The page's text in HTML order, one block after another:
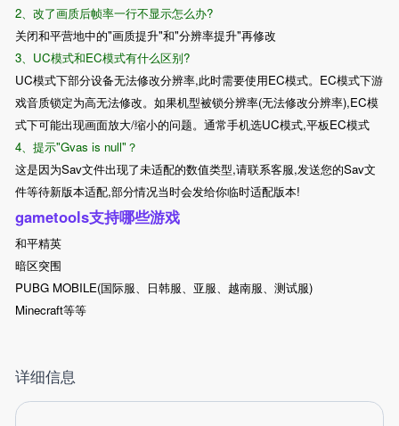
2、改了画质后帧率一行不显示怎么办?
关闭和平营地中的"画质提升"和"分辨率提升"再修改
3、UC模式和EC模式有什么区别?
UC模式下部分设备无法修改分辨率,此时需要使用EC模式。EC模式下游
戏音质锁定为高无法修改。如果机型被锁分辨率(无法修改分辨率),EC模
式下可能出现画面放大/缩小的问题。通常手机选UC模式,平板EC模式
4、提示"Gvas is null"？
这是因为Sav文件出现了未适配的数值类型,请联系客服,发送您的Sav文
件等待新版本适配,部分情况当时会发给你临时适配版本!
gametools支持哪些游戏
和平精英
暗区突围
PUBG MOBILE(国际服、日韩服、亚服、越南服、测试服)
Minecraft等等
详细信息